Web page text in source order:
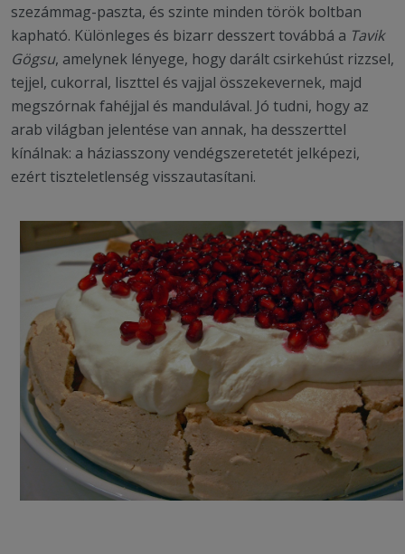
szezámmag-paszta, és szinte minden török boltban
kapható. Különleges és bizarr desszert továbbá a Tavik
Gögsu, amelynek lényege, hogy darált csirkehúst rizzsel,
tejjel, cukorral, liszttel és vajjal összekevernek, majd
megszórnak fahéjjal és mandulával. Jó tudni, hogy az
arab világban jelentése van annak, ha desszerttel
kínálnak: a háziasszony vendégszeretetét jelképezi,
ezért tiszteletlenség visszautasítani.